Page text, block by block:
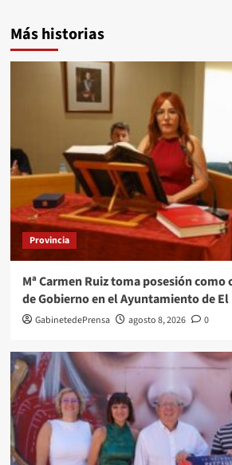
Más historias
Provincia
Mª Carmen Ruiz toma posesión
de Gobierno en el Ayuntamiento de El
GabinetedePrensa agosto 8, 2026 0